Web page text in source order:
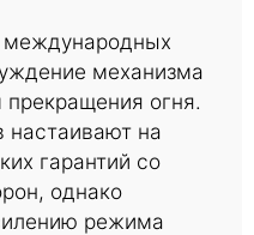
международных
механизма
огня.
настаивают на
гарантий со
однако
режима